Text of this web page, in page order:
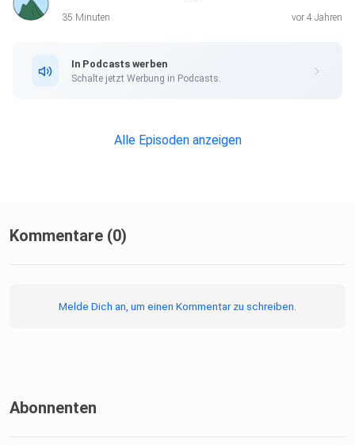
35 Minuten vor 4 Jahren
In Podcasts werben
Schalte jetzt Werbung in Podcasts.
Alle Episoden anzeigen
Kommentare (0)
Melde Dich an, um einen Kommentar zu schreiben.
Abonnenten